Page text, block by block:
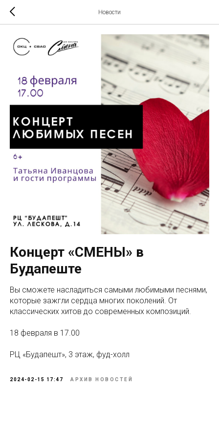
Новости
Концерт «СМЕНЫ» в
Будапеште
Вы сможете насладиться самыми любимыми песнями,
которые зажгли сердца многих поколений. От
классических хитов до современных композиций.
18 февраля в 17.00
РЦ «Будапешт», 3 этаж, фуд-холл
2024-02-15 17:47 АРХИВ НОВОСТЕЙ